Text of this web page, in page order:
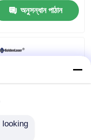
অনুসন্ধান পাঠান
looking